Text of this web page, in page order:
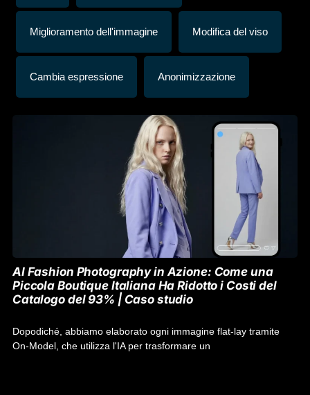
Miglioramento dell'immagine Modifica del viso
Cambia espressione Anonimizzazione
AI Fashion Photography in Azione: Come una
Piccola Boutique Italiana Ha Ridotto i Costi del
Catalogo del 93% | Caso studio
Dopodiché, abbiamo elaborato ogni immagine flat-lay tramite
On-Model, che utilizza l'IA per trasformare un